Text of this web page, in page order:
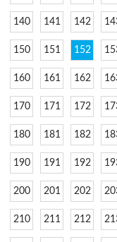
140 141 142
150 151 152
160 161 162
170 171 172
180 181 182
190 191 192
200 201 202
210 211 212